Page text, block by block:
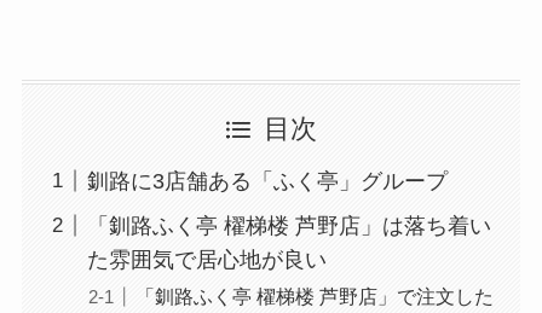
目次
釧路に3店舗ある「ふく亭」グループ
「釧路ふく亭 櫂梯楼 芦野店」は落ち着い
た雰囲気で居心地が良い
「釧路ふく亭 櫂梯楼 芦野店」で注文した